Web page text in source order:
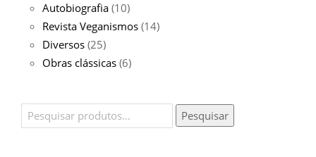
Autobiografia (10)
Revista Veganismos (14)
Diversos (25)
Obras clássicas (6)
Pesquisar
por:
Pesquisar